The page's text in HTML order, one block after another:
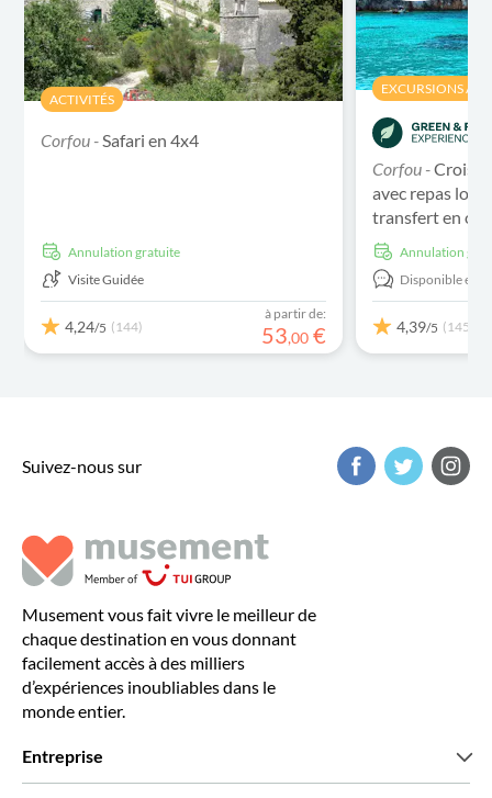
ACTIVITÉS
Corfou -Safari en 4x4
Annulation gratuite
Visite Guidée
4,24/5 (144)
à partir de:
53,00 €
EXCURSIONS À
Corfou -
avec repas
transfert en
Annulation
Disponible en:
4,39/5 (1458)
Suivez-nous sur
Musement vous fait vivre le meilleur de
chaque destination en vous donnant
facilement accès à des milliers
d’expériences inoubliables dans le
monde entier.
Entreprise